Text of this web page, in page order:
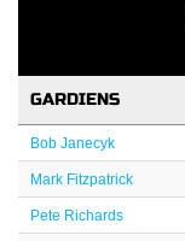
GARDIENS
Bob Janecyk
Mark Fitzpatrick
Pete Richards